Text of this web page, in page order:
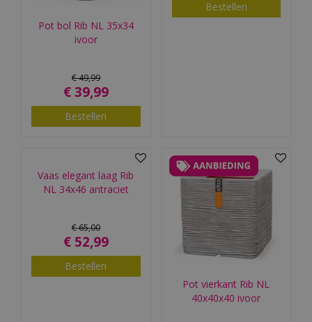
Pot bol Rib NL 35x34
ivoor
€49,99
€ 39,99
Bestellen
Bestellen
Vaas elegant laag Rib
NL 34x46 antraciet
€65,00
€ 52,99
Bestellen
Pot vierkant Rib NL
40x40x40 ivoor